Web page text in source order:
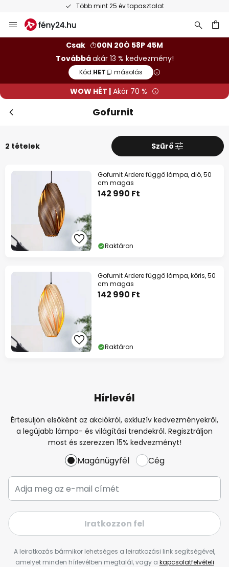
Több mint 25 év tapasztalat
Ugrás
a
Csak
00N 20Ó 58P 45M
Továbbáakár 13 % kedvezmény!
Kód:HET másolás
WOW HÉT | Akár 70 %
Gofurnit
2 tételek Szűrő
Gofurnit Ardere függő lámpa, dió, 50
cm magas
142 990 Ft
Raktáron
Gofurnit Ardere függő lámpa, kőris, 50
cm magas
142 990 Ft
Raktáron
Hírlevél
Értesüljön elsőként az akciókról, exkluzív kedvezményekről,
a legújabb lámpa- és világítási trendekről. Regisztráljon
most és szerezzen 15% kedvezményt!
Magánügyfél Cég
Iratkozzon fel
A leiratkozás bármikor lehetséges a leiratkozási link segítségével,
amelyet minden hírlevélben megtalál, vagy a kapcsolatfelvételi